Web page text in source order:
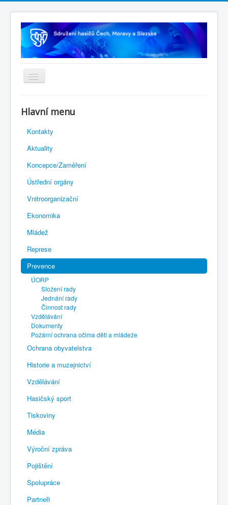
Rejstřík sportu
Novelizace Stanov SH ČMS
Plán činnosti 2026
Kalendář akcí
Výhody pro členy
Portál REDENOX
Hlavní menu
Kontakty
Aktuality
Koncepce/Zaměření
Ústřední orgány
Vnitroorganizační
Ekonomika
Mládež
Represe
Prevence
ÚORP
Složení rady
Jednání rady
Činnost rady
Vzdělávání
Dokumenty
Požární ochrana očima dětí a mládeže
Ochrana obyvatelstva
Historie a muzejnictví
Vzdělávání
Hasičský sport
Tiskoviny
Média
Výroční zpráva
Pojištění
Spolupráce
Partneři